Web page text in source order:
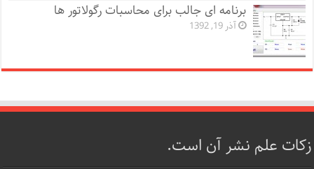
برنامه ای جالب برای محاسبات رگولاتور ها
آذر 19, 1392
زکات علم نشر آن است.